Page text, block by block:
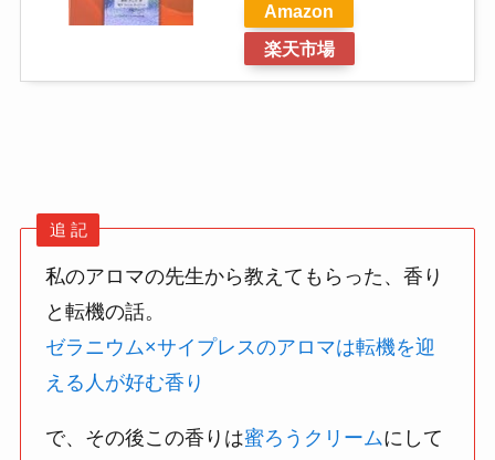
Amazon
楽天市場
追 記
私のアロマの先生から教えてもらった、香り
と転機の話。
ゼラニウム×サイプレスのアロマは転機を迎
える人が好む香り
で、その後この香りは蜜ろうクリームにして